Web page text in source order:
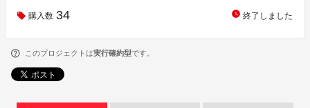
購入数 34 watch_later 終了しました
このプロジェクトは実行確約型です。